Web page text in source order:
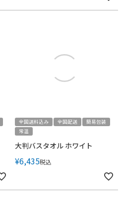
全国送料込み 全国配送
簡易包装
常温
大判バスタオル ホワイト
¥6,435税込